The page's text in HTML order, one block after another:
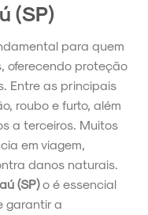
(SP)
para quem
oferecendo proteção
Entre as principais
roubo e furto, além
a terceiros. Muitos
em viagem,
danos naturais.
(SP)o é essencial
garantir a